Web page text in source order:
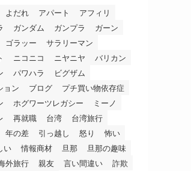
よだれ アパート
アフィリ
ガンダム ガンプラ
ガーン
ゴラッー
サラリーマン
ニコニコ ニヤニヤ
バリカン
パワハラ
ビグザム
ョン
ブログ
プチ買い物依存症
ホグワーツレガシー
ミーノ
再就職 台湾
台湾旅行
年の差 引っ越し 怒り
怖い
い
情報商材 旦那
旦那の趣味
外旅行 親友 言い間違い
詐欺